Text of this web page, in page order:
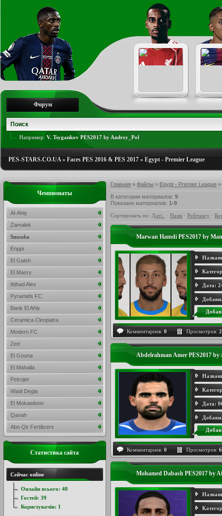
Форум
Например: V. Tsygankov PES2017 by Andrey_Pol
PES-STARS.CO.UA» Faces PES 2016 & PES 2017 » Egypt - Premier League
Главная » Файлы » Egypt - Premier League »
В категории материалов: 9
Показано материалов: 1-9
Сортировать по: Даті · Назві · Рейтингу ·
Marwan Hamdi PES2017 by
Дата:
Комментариев: 0 Просмотров:
Abdelrahman Amer PES2017
Дата:
Комментариев: 0 Просмотров:
Mohamed Dabash PES2017 by
Чемпионаты
Al-Ahly
Zamalek
Smouha
Enppi
El Gaish
El Masry
Ittihad Alex
Pyramids FC
Bank El Ahly
Ceramica Cleopatra
Modern FC
Zed
El Gouna
El Mahalla
Petrojet
Wadi Degla
El Mokawloon
Qanah
Abo Qir Fertilizers
Статистика сайта
Сейчас online
Онлайн всього: 40
Гостей: 39
Користувачів: 1